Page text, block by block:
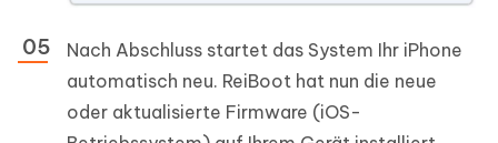
Nach Abschluss startet das System Ihr iPhone
automatisch neu. ReiBoot hat nun die neue
oder aktualisierte Firmware (iOS-